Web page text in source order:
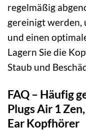
regelmäßig
gereinigt werden,
und einen
Lagern Sie die
Staub und
FAQ – Häufig
Plugs Air 1
Ear Kopfhörer